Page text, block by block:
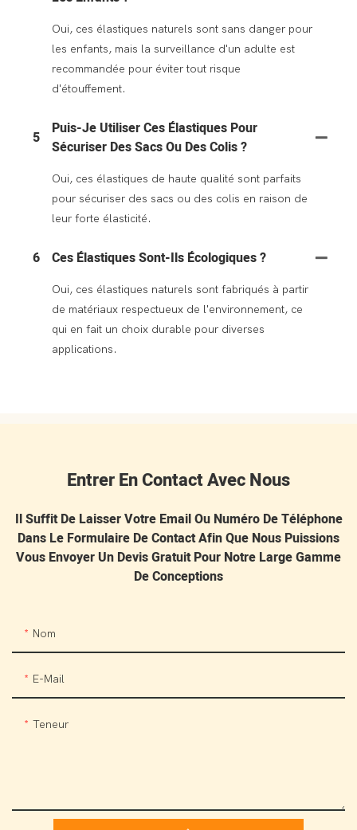
Oui, ces élastiques naturels sont sans danger pour
les enfants, mais la surveillance d'un adulte est
recommandée pour éviter tout risque
d'étouffement.
5
Puis-Je Utiliser Ces Élastiques Pour
Sécuriser Des Sacs Ou Des Colis ?
Oui, ces élastiques de haute qualité sont parfaits
pour sécuriser des sacs ou des colis en raison de
leur forte élasticité.
6 Ces Élastiques Sont-Ils Écologiques ?
Oui, ces élastiques naturels sont fabriqués à partir
de matériaux respectueux de l'environnement, ce
qui en fait un choix durable pour diverses
applications.
Entrer En Contact Avec Nous
Il Suffit De Laisser Votre Email Ou Numéro De Téléphone
Dans Le Formulaire De Contact Afin Que Nous Puissions
Vous Envoyer Un Devis Gratuit Pour Notre Large Gamme
De Conceptions
Nom
E-Mail
Teneur